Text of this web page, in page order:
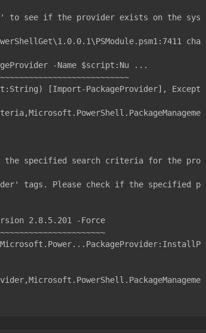
to see if the provider exists on the sys
cha
-Name $script:Nu ...
the specified search criteria for the pro
tags. Please check if the specified p
2.8.5.201 -Force